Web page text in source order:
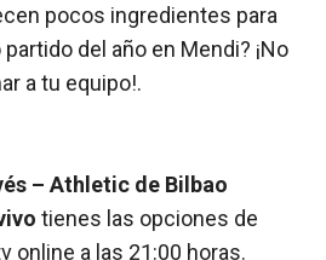
pocos ingredientes para
del año en Mendi? ¡No
a tu equipo!.
– Athletic de Bilbao
tienes las opciones de
online a las 21:00 horas.